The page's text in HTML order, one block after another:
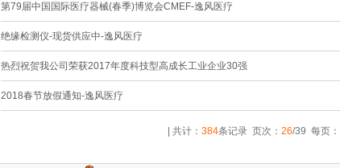
第79届中国国际医疗器械(春季)博览会CMEF-逸风医疗
绝缘检测仪-现货供应中-逸风医疗
热烈祝贺我公司荣获2017年度科技型高成长工业企业30强
2018春节放假通知-逸风医疗
| 共计： 384条记录 页次： 26/39 每页：